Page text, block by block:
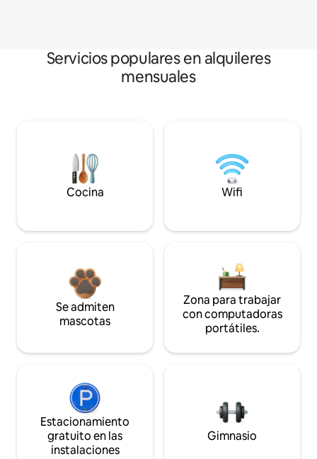
Servicios populares en alquileres
mensuales
Cocina Wifi
Se admiten
mascotas
Zona para trabajar
con computadoras
portátiles.
Estacionamiento
gratuito en las
instalaciones
Gimnasio